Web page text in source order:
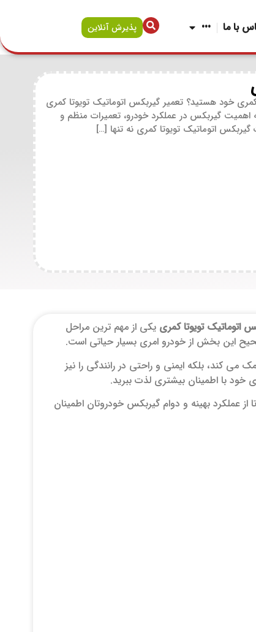
با ما ••• پذیرش آنلاین
کمری خود هستید؟ تعمیر گیربکس اتوماتیک تویوتا کمری
اهمیت گیربکس در عملکرد خودرو، تعمیرات منظم و
اتوماتیک تویوتا کمری نه تنها […]
اتوماتیک تویوتا کمرییکی از مهم ترین مراحل
این بخش از خودرو امری بسیار حیاتی است.
می‌ کند، بلکه ایمنی و راحتی در رانندگی را نیز
خود با اطمینان بیشتری لذت ببرید.
عملکرد بهینه و دوام گیربکس خودروتان اطمینان